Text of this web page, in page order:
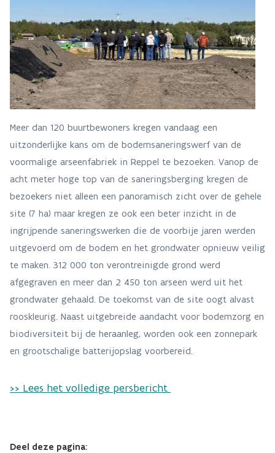
Meer dan 120 buurtbewoners kregen vandaag een
uitzonderlijke kans om de bodemsaneringswerf van de
voormalige arseenfabriek in Reppel te bezoeken. Vanop de
acht meter hoge top van de saneringsberging kregen de
bezoekers niet alleen een panoramisch zicht over de gehele
site (7 ha) maar kregen ze ook een beter inzicht in de
ingrijpende saneringswerken die de voorbije jaren werden
uitgevoerd om de bodem en het grondwater opnieuw veilig
te maken. 312 000 ton verontreinigde grond werd
afgegraven en meer dan 2 450 ton arseen werd uit het
grondwater gehaald. De toekomst van de site oogt alvast
rooskleurig. Naast uitgebreide aandacht voor bodemzorg en
biodiversiteit bij de heraanleg, worden ook een zonnepark
en grootschalige batterijopslag voorbereid.
>> Lees het volledige persbericht
Deel deze pagina: